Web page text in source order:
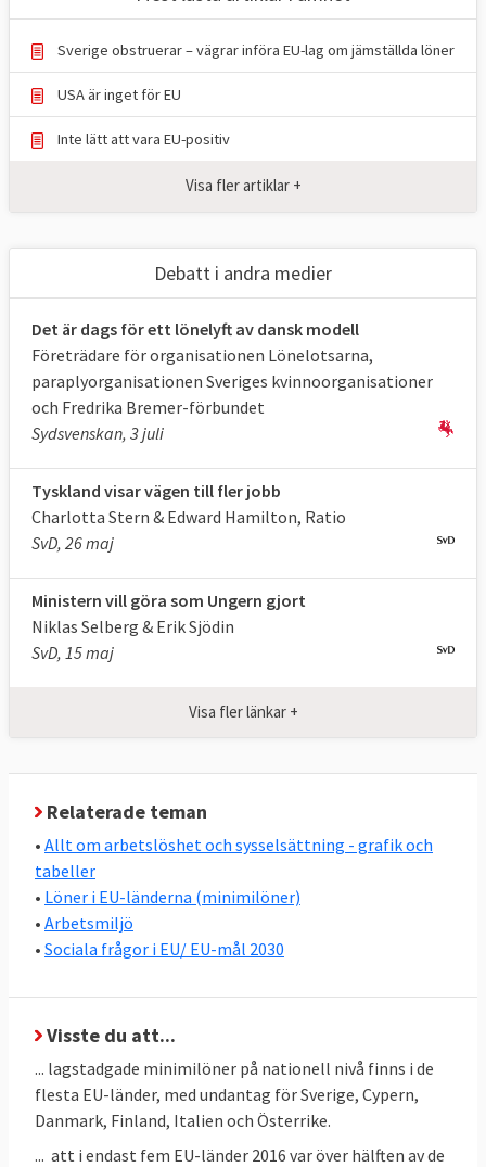
När det gäller arbetsrätten har EU och
medlemsländerna enligt fördraget delad
kompetens. Det betyder att
medlemsländerna styr själva där de inte har
bestämt sig för att reglera frågan
medlemsländerna beslutat att EU-länderna
majoritetsbeslut om minimiregler i
arbetsmiljöfrågor. Samma gäller
arbetstider och rätten till ett
anställningsavtal och information kring
anställningsvillkor. Men när det kommer till
arbetslöshet- och sysselsättningspolitik har
funktion. Bland annat finansierar EU sedan
finanskrisen en så kalladungdomsgaranti
som ska bidra med pengar så att alla mellan
15 och 29 år som vill får gå högst fyra
månader utan anställning, utbildning eller
lärlingsutbildning.
på arbetsmiljöområdet. Minimilagstiftning
dagsläget 45 EU-direktiv
arbetstagarna mot olika risker i
arbetsmiljön, här ingår också viss reglering
av arbetstider.
Det finns också 25 särskilda direktiv som
vissa arbetsvillkor
samt Europeiska företagsråd, EWC.
EU har även en
antidiskrimineringslagstiftning som
Sverige obstruerar – vägrar införa EU-lag om jämställda löner
USA är inget för EU
Inte lätt att vara EU-positiv
Visa fler artiklar +
Debatt i andra medier
Det är dags för ett lönelyft av dansk modell
Företrädare för organisationen Lönelotsarna,
paraplyorganisationen Sveriges kvinnoorganisationer
och Fredrika Bremer-förbundet
Sydsvenskan, 3 juli
Tyskland visar vägen till fler jobb
Charlotta Stern & Edward Hamilton, Ratio
SvD, 26 maj
Ministern vill göra som Ungern gjort
Niklas Selberg & Erik Sjödin
SvD, 15 maj
Visa fler länkar +
Relaterade teman
• Allt om arbetslöshet och sysselsättning - grafik och
tabeller
• Löner i EU-länderna (minimilöner)
• Arbetsmiljö
• Sociala frågor i EU/ EU-mål 2030
Visste du att...
... lagstadgade minimilöner på nationell nivå finns i de
flesta EU-länder, med undantag för Sverige, Cypern,
Danmark, Finland, Italien och Österrike.
... att i endast fem EU-länder 2016 var över hälften av de